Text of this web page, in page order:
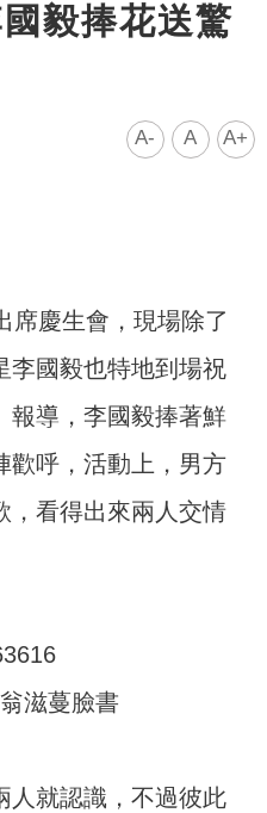
毅捧花送驚
A- A A+
席慶生會，現場除了
李國毅也特地到場祝
報導，李國毅捧著鮮
歡呼，活動上，男方
，看得出來兩人交情
滋蔓臉書
人就認識，不過彼此